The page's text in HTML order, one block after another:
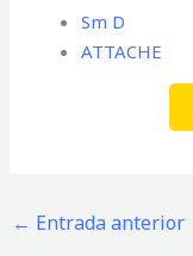
Sm D
ATTACHE
← Entrada anterior